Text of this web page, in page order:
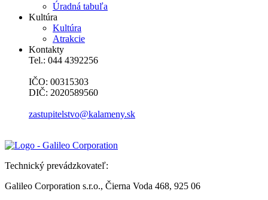
Úradná tabuľa
Kultúra
Kultúra
Atrakcie
Kontakty
Tel.: 044 4392256
IČO: 00315303
DIČ: 2020589560
zastupitelstvo@kalameny.sk
Technický prevádzkovateľ:
Galileo Corporation s.r.o., Čierna Voda 468, 925 06